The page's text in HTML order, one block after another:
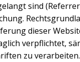
sind
dieser
verpflichtet,
zu